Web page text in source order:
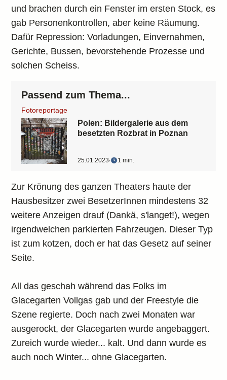
und brachen durch ein Fenster im ersten Stock, es
gab Personenkontrollen, aber keine Räumung.
Dafür Repression: Vorladungen, Einvernahmen,
Gerichte, Bussen, bevorstehende Prozesse und
solchen Scheiss.
Passend zum Thema...
Fotoreportage
Polen: Bildergalerie aus dem
besetzten Rozbrat in Poznan
25.01.2023‧ 1 min.
Zur Krönung des ganzen Theaters haute der
Hausbesitzer zwei BesetzerInnen mindestens 32
weitere Anzeigen drauf (Dankä, s'langet!), wegen
irgendwelchen parkierten Fahrzeugen. Dieser Typ
ist zum kotzen, doch er hat das Gesetz auf seiner
Seite.
All das geschah während das Folks im
Glacegarten Vollgas gab und der Freestyle die
Szene regierte. Doch nach zwei Monaten war
ausgerockt, der Glacegarten wurde angebaggert.
Zureich wurde wieder... kalt. Und dann wurde es
auch noch Winter... ohne Glacegarten.